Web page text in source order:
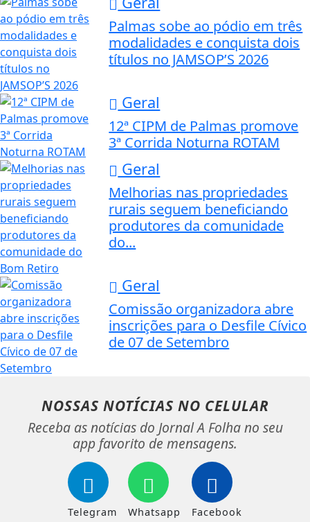
Palmas sobe ao pódio em três
modalidades e conquista dois
títulos no JAMSOP’S 2026
Geral
12ª CIPM de Palmas promove
3ª Corrida Noturna ROTAM
Geral
Melhorias nas propriedades
rurais seguem beneficiando
produtores da comunidade
do...
Geral
Comissão organizadora abre
inscrições para o Desfile Cívico
de 07 de Setembro
NOSSAS NOTÍCIAS NO CELULAR
Receba as notícias do Jornal A Folha no seu
app favorito de mensagens.
Telegram Whatsapp Facebook